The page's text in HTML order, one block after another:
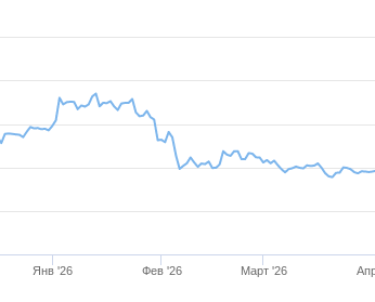
Янв '26 Фев '26 Март '26